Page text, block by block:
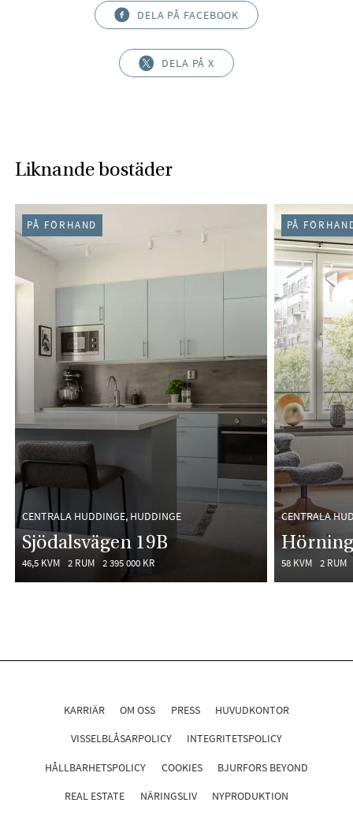
DELA PÅ FACEBOOK
DELA PÅ X
Liknande bostäder
CENTRALA HUDDINGE, HUDDINGE
Sjödalsvägen 19B
46,5 KVM 2 RUM 2 395 000 KR
PÅ FÖRHAND
CENTRALA
58 KVM 2 RUM
PÅ
KARRIÄR OM OSS PRESS HUVUDKONTOR
VISSELBLÅSARPOLICY INTEGRITETSPOLICY
HÅLLBARHETSPOLICY COOKIES BJURFORS BEYOND
REAL ESTATE NÄRINGSLIV NYPRODUKTION